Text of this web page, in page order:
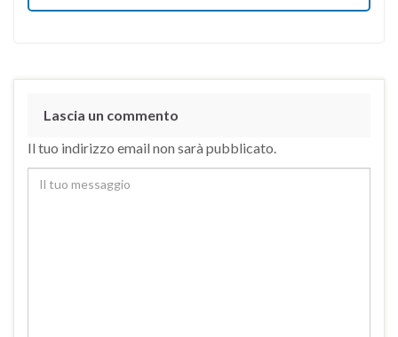
Lascia un commento
Il tuo indirizzo email non sarà pubblicato.